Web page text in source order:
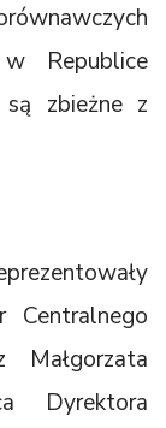
w Republice
są zbieżne z
Centralnego
Małgorzata
Dyrektora